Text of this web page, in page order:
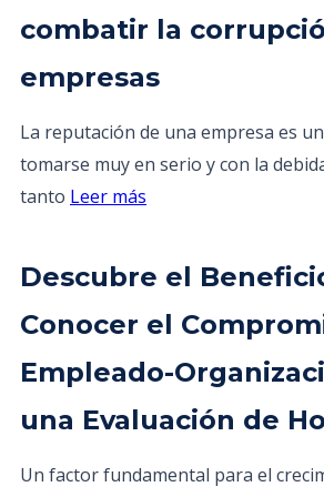
combatir la
empresas
La reputación de una empresa es
tomarse muy en serio y con la
tanto Leer más
Descubre el
Conocer el
Empleado-
una Evaluación de
Un factor fundamental para el